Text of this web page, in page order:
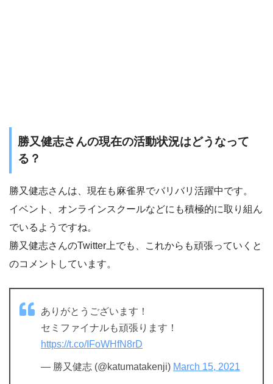
勝又健志さんの現在の活動状況はどうなって
る？
勝又健志さんは、現在も麻雀界でバリバリ活躍中です。
イベント、オンラインスクールなどにも積極的に取り組ん
でいるようですね。
勝又健志さんのTwitter上でも、これからも頑張っていくと
のコメントしています。
ありがとうございます！
セミファイナルも頑張ります！
https://t.co/IFoWHfN8rD
— 勝又健志 (@katumatakenji) March 15, 2021